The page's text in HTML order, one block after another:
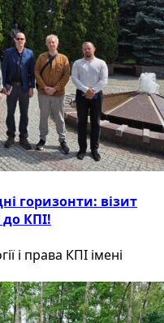
горизонти: візит
до КПІ!
і права КПІ імені